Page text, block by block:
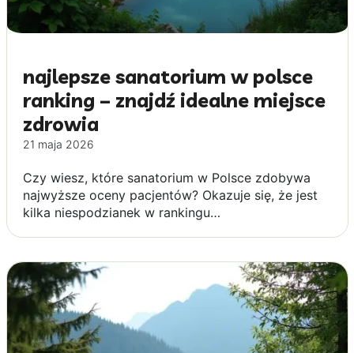
najlepsze sanatorium w polsce
ranking – znajdź idealne miejsce
zdrowia
21 maja 2026
Czy wiesz, które sanatorium w Polsce zdobywa
najwyższe oceny pacjentów? Okazuje się, że jest
kilka niespodzianek w rankingu…